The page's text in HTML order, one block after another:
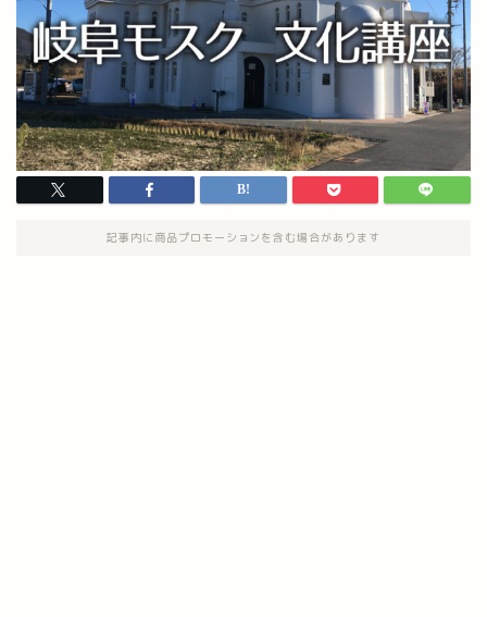
記事内に商品プロモーションを含む場合があります